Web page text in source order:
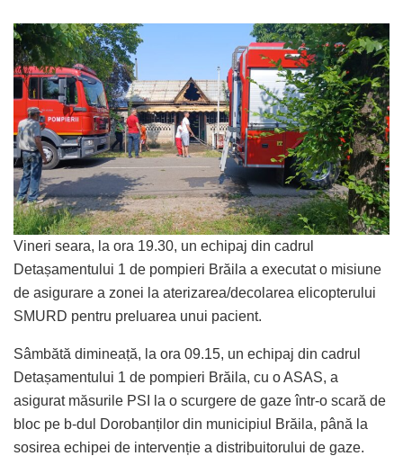
Vineri seara, la ora 19.30, un echipaj din cadrul
Detașamentului 1 de pompieri Brăila a executat o misiune
de asigurare a zonei la aterizarea/decolarea elicopterului
SMURD pentru preluarea unui pacient.
Sâmbătă dimineață, la ora 09.15, un echipaj din cadrul
Detașamentului 1 de pompieri Brăila, cu o ASAS, a
asigurat măsurile PSI la o scurgere de gaze într-o scară de
bloc pe b-dul Dorobanților din municipiul Brăila, până la
sosirea echipei de intervenție a distribuitorului de gaze.